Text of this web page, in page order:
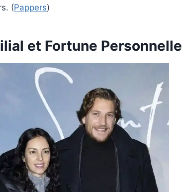
(Pappers)
et Fortune Personnelle